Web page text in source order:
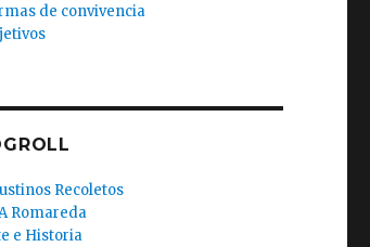
de convivencia
Recoletos
Romareda
e Historia